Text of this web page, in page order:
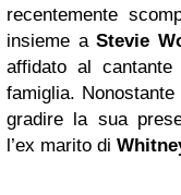
recentemente
insieme aStevie
affidato al cantante
famiglia.
gradire la sua
l’ex marito di